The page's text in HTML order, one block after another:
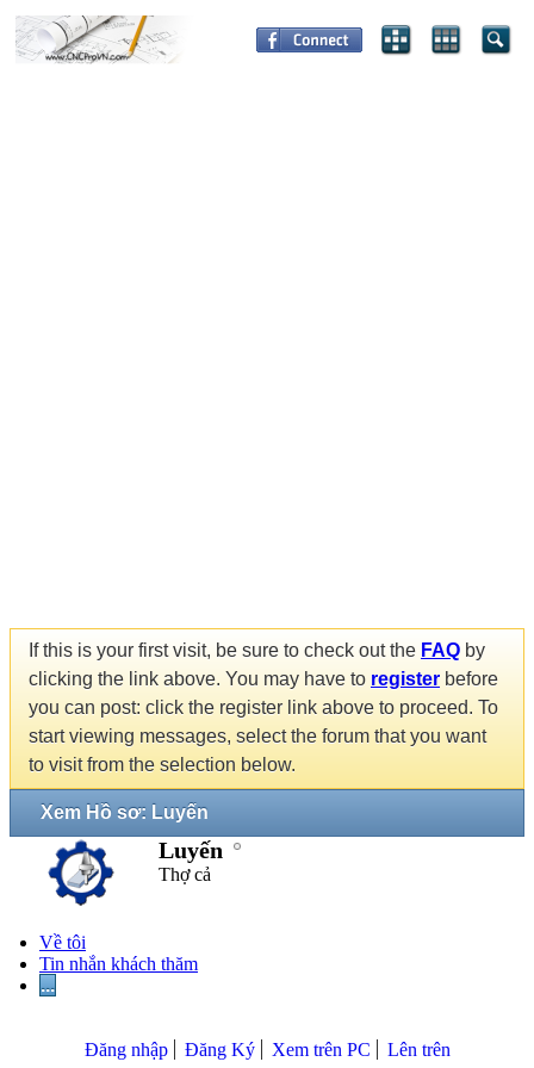
If this is your first visit, be sure to check out the FAQ by
clicking the link above. You may have to register before
you can post: click the register link above to proceed. To
start viewing messages, select the forum that you want
to visit from the selection below.
Xem Hồ sơ: Luyến
Luyến
Thợ cả
Về tôi
Tin nhắn khách thăm
...
Đăng nhập Đăng Ký Xem trên PC Lên trên